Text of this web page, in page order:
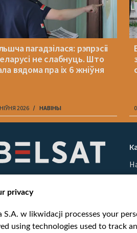
пагадзілася: рэпрэсіі
не слабнуць. Што
вядома пра іх 6 жніўня
2026 НАВІНЫ
privacy
S.A. w likwidacji processes your
using technologies used to track